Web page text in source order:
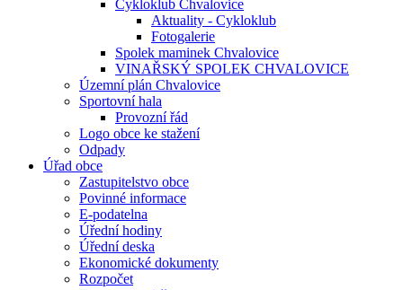
Cykloklub Chvalovice
Aktuality - Cykloklub
Fotogalerie
Spolek maminek Chvalovice
VINAŘSKÝ SPOLEK CHVALOVICE
Územní plán Chvalovice
Sportovní hala
Provozní řád
Logo obce ke stažení
Odpady
Úřad obce
Zastupitelstvo obce
Povinné informace
E-podatelna
Úřední hodiny
Úřední deska
Ekonomické dokumenty
Rozpočet